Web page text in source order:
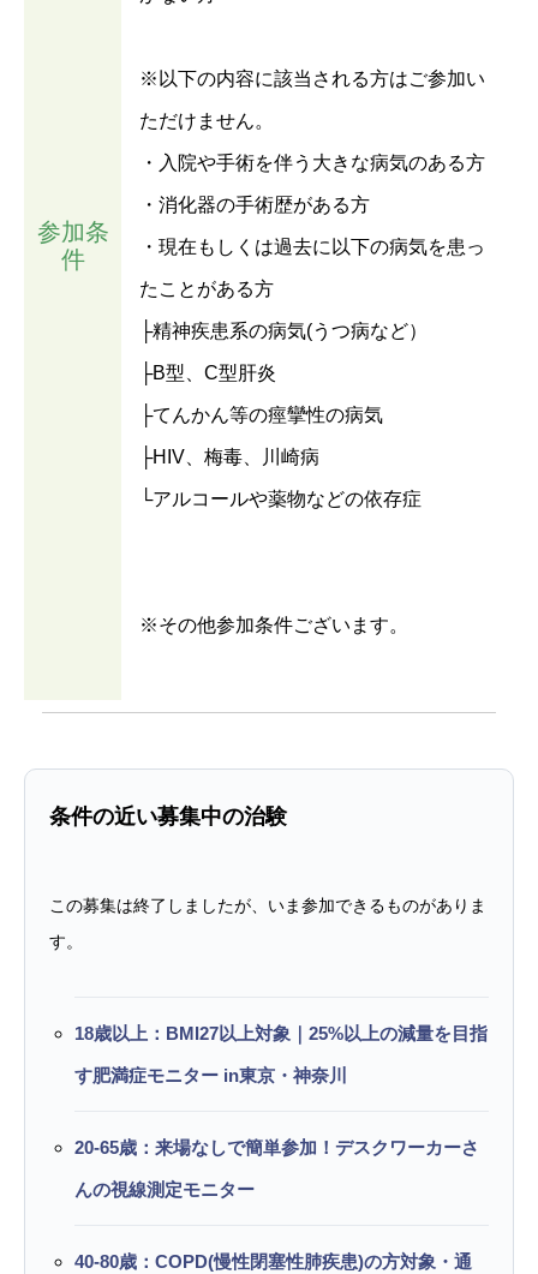
参加条
件
※以下の内容に該当される方はご参加い
ただけません。
・入院や手術を伴う大きな病気のある方
・消化器の手術歴がある方
・現在もしくは過去に以下の病気を患っ
たことがある方
├精神疾患系の病気(うつ病など）
├B型、C型肝炎
├てんかん等の痙攣性の病気
├HIV、梅毒、川崎病
└アルコールや薬物などの依存症
※その他参加条件ございます。
条件の近い募集中の治験
この募集は終了しましたが、いま参加できるものがありま
す。
18歳以上：BMI27以上対象｜25%以上の減量を目指
す肥満症モニター in東京・神奈川
20-65歳：来場なしで簡単参加！デスクワーカーさ
んの視線測定モニター
40-80歳：COPD(慢性閉塞性肺疾患)の方対象・通